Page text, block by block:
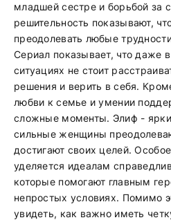
младшей сестре и борьбой за
решительность показывают,
преодолевать любые
Сериал показывает, что даже
ситуациях не стоит
решения и верить в себя.
любви к семье и умении
сложные моменты. Элиф -
сильные женщины
достигают своих целей.
уделяется идеалам
которые помогают главным
непростых условиях. Помимо
увидеть, как важно иметь